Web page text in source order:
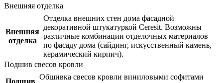
Внешняя отделка
Внешняя
отделка
Отделка внешних стен дома фасадной
декоративной штукатуркой Ceresit. Возможны
различные комбинации отделочных материалов
по фасаду дома (сайдинг, искусственный камень,
керамический кирпич).
Подшив свесов кровли
Подшив
Обшивка свесов кровли виниловыми софитами